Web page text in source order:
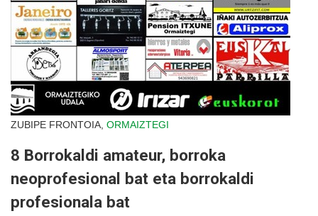
ZUBIPE FRONTOIA, ORMAIZTEGI
8 Borrokaldi amateur, borroka
neoprofesional bat eta borrokaldi
profesionala bat